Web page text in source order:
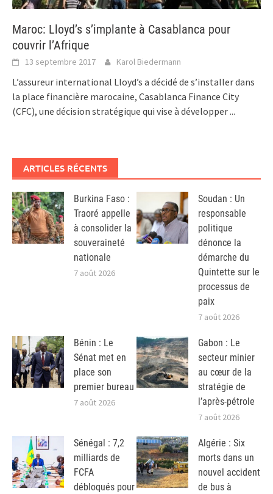
Maroc: Lloyd’s s’implante à Casablanca pour
couvrir l’Afrique
13 septembre 2017 Karol Biedermann
L’assureur international Lloyd’s a décidé de s’installer dans
la place financière marocaine, Casablanca Finance City
(CFC), une décision stratégique qui vise à développer...
ARTICLES RÉCENTS
Burkina Faso :
Traoré appelle
à consolider la
souveraineté
nationale
7 août 2026
Soudan : Un
responsable
politique
dénonce la
démarche du
Quintette sur le
processus de
paix
7 août 2026
Bénin : Le
Sénat met en
place son
premier bureau
7 août 2026
Gabon : Le
secteur minier
au cœur de la
stratégie de
l’après-pétrole
7 août 2026
Sénégal : 7,2
milliards de
FCFA
débloqués pour
Algérie : Six
morts dans un
nouvel accident
de bus à